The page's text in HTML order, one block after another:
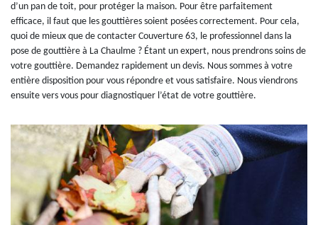
d’un pan de toit, pour protéger la maison. Pour être parfaitement
efficace, il faut que les gouttières soient posées correctement. Pour cela,
quoi de mieux que de contacter Couverture 63, le professionnel dans la
pose de gouttière à La Chaulme ? Étant un expert, nous prendrons soins de
votre gouttière. Demandez rapidement un devis. Nous sommes à votre
entière disposition pour vous répondre et vous satisfaire. Nous viendrons
ensuite vers vous pour diagnostiquer l’état de votre gouttière.